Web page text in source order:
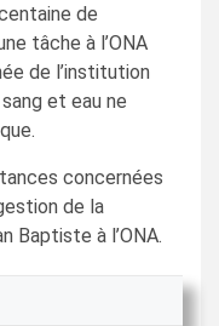
de
tâche à l’ONA
de l’institution
et eau ne
concernées
de la
Baptiste à l’ONA.